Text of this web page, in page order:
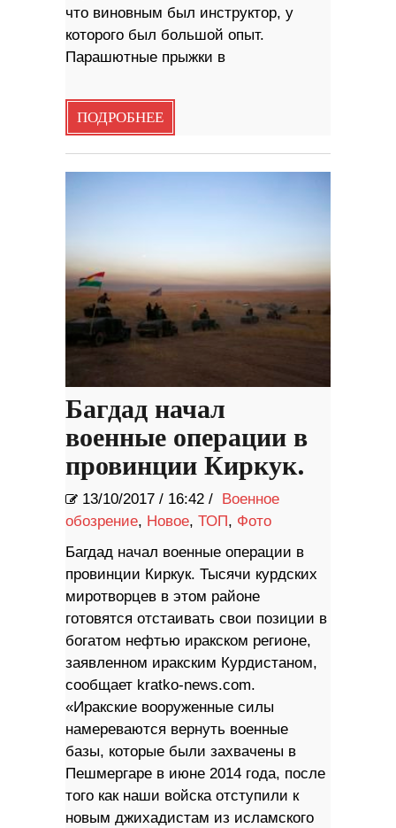
что виновным был инструктор, у
которого был большой опыт.
Парашютные прыжки в
ПОДРОБНЕЕ
Багдад начал
военные операции в
провинции Киркук.
13/10/2017 / 16:42 /
Военное
обозрение, Новое, ТОП, Фото
Багдад начал военные операции в
провинции Киркук. Тысячи курдских
миротворцев в этом районе
готовятся отстаивать свои позиции в
богатом нефтью иракском регионе,
заявленном иракским Курдистаном,
сообщает kratko-news.com.
«Иракские вооруженные силы
намереваются вернуть военные
базы, которые были захвачены в
Пешмергаре в июне 2014 года, после
того как наши войска отступили к
новым джихадистам из исламского